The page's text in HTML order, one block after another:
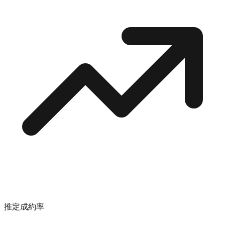
推定成約率